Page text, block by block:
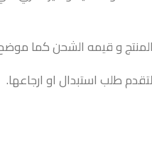
و قيمه الشحن كما موضح